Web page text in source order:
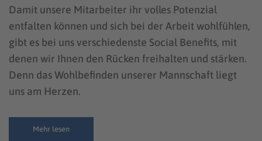
Damit unsere Mitarbeiter ihr volles Potenzial
entfalten können und sich bei der Arbeit wohlfühlen,
gibt es bei uns verschiedenste Social Benefits, mit
denen wir Ihnen den Rücken freihalten und stärken.
Denn das Wohlbefinden unserer Mannschaft liegt
uns am Herzen.
Mehr lesen